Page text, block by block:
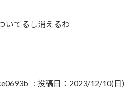
いてるし消えるわ
: 投稿日：2023/12/10(日)